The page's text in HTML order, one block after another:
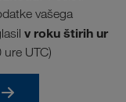
vašega
v roku štirih ur
UTC)